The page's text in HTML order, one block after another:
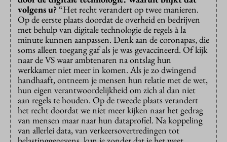
volgens u?“Het recht verandert op twee manieren.
Op de eerste plaats doordat de overheid en bedrijven
met behulp van digitale technologie de regels à la
minute kunnen aanpassen. Denk aan de coronapas, die
soms alleen toegang gaf als je was gevaccineerd. Of kijk
naar de VS waar ambtenaren na ontslag hun
werkkamer niet meer in komen. Als je zo dwingend
handhaaft, ontneem je mensen hun relatie met de wet,
hun eigen verantwoordelijkheid om zich al dan niet
aan regels te houden. Op de tweede plaats verandert
het recht doordat we niet meer kijken naar het gedrag
van mensen maar naar hun dataprofiel. Na koppeling
van allerlei data, van verkeersovertredingen tot